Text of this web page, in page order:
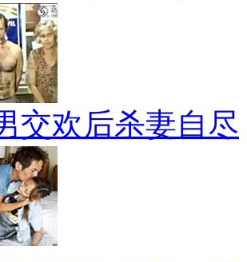
交欢后杀妻自尽